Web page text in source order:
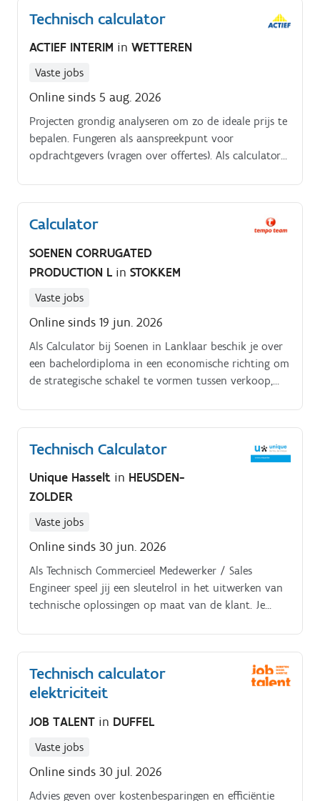
Technisch calculator
ACTIEF INTERIM in WETTEREN
Vaste jobs
Online sinds 5 aug. 2026
Projecten grondig analyseren om zo de ideale prijs te
bepalen. Fungeren als aanspreekpunt voor
opdrachtgevers (vragen over offertes). Als calculator
Calculator
SOENEN CORRUGATED
PRODUCTION L in STOKKEM
Vaste jobs
Online sinds 19 jun. 2026
Als Calculator bij Soenen in Lanklaar beschik je over
een bachelordiploma in een economische richting om
de strategische schakel te vormen tussen verkoop,
uitdagende functie als Calculator in de regio Lanklaar
ben je verantwoordelijk voor het opstellen van
correcte offertes en het uitvoeren van rendabele
maatwerkverpakkingen.
Technisch Calculator
Unique Hasselt in HEUSDEN-
ZOLDER
Vaste jobs
Online sinds 30 jun. 2026
Als Technisch Commercieel Medewerker / Sales
Engineer speel jij een sleutelrol in het uitwerken van
technische oplossingen op maat van de klant. Je
financieel kloppen Je taken als Technisch Calculator:.
Technisch calculator
elektriciteit
JOB TALENT in DUFFEL
Vaste jobs
Online sinds 30 jul. 2026
Advies geven over kostenbesparingen en efficiëntie